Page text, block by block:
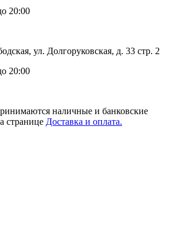
20:00
ул. Долгоруковская, д. 33 стр. 2
20:00
наличные и банковские
странице Доставка и оплата.